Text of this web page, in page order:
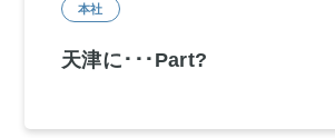
本社
天津に･･･Part?